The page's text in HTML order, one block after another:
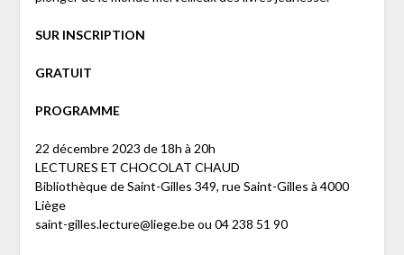
SUR INSCRIPTION
GRATUIT
PROGRAMME
22 décembre 2023 de 18h à 20h
LECTURES ET CHOCOLAT CHAUD
Bibliothèque de Saint-Gilles 349, rue Saint-Gilles à 4000
Liège
saint-gilles.lecture@liege.be ou 04 238 51 90